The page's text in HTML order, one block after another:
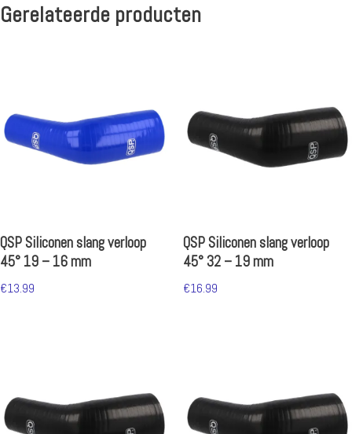
Gerelateerde producten
QSP Siliconen slang verloop
45° 19 – 16 mm
€13.99
QSP Siliconen slang verloop
45° 32 – 19 mm
€16.99